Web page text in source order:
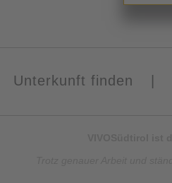
Unterkunft finden